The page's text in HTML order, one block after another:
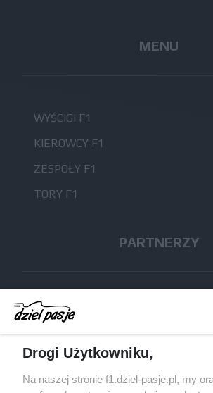
MENU
WYŚCIGI F1
KIEROWCY F1
ZESPOŁY F1
TORY F1
PARTNERZY
skijumping.pl
ruletka online
Drogi Użytkowniku,
Na naszej stronie f1.dziel-pasje.pl, my